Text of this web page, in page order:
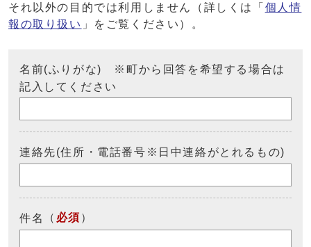
それ以外の目的では利用しません（詳しくは「 個人情
報の取り扱い 」をご覧ください）。
名前(ふりがな) ※町から回答を希望する場合は
記入してください
連絡先(住所・電話番号※日中連絡がとれるもの)
件名 （ 必須 ）